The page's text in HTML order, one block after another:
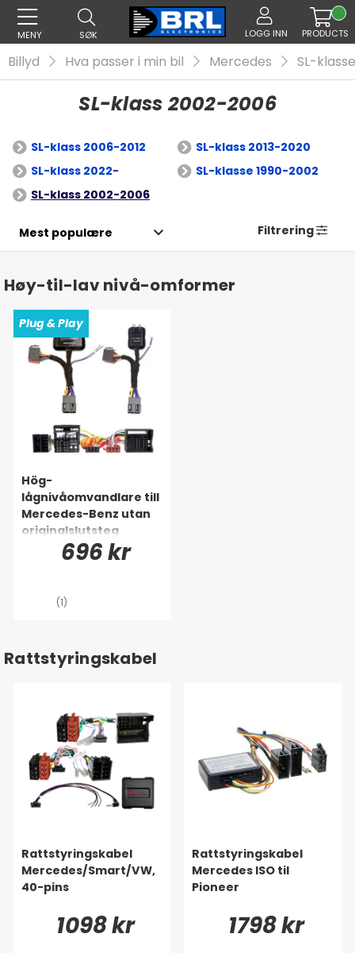
MENY SØK LOGG INN PRODUCTS
Billyd Hva passer i min bil Mercedes SL-klasse
SL-klass 2002-2006
SL-klass 2006-2012
SL-klass 2013-2020
SL-klass 2022-
SL-klasse 1990-2002
SL-klass 2002-2006
Filtrering
Høy-til-lav nivå-omformer
Plug & Play
Hög-
lågnivåomvandlare till
Mercedes-Benz utan
originalslutsteg
696 kr
(1)
Rattstyringskabel
Rattstyringskabel
Mercedes/Smart/VW,
40-pins
1098 kr
Rattstyringskabel
Mercedes ISO til
Pioneer
1798 kr